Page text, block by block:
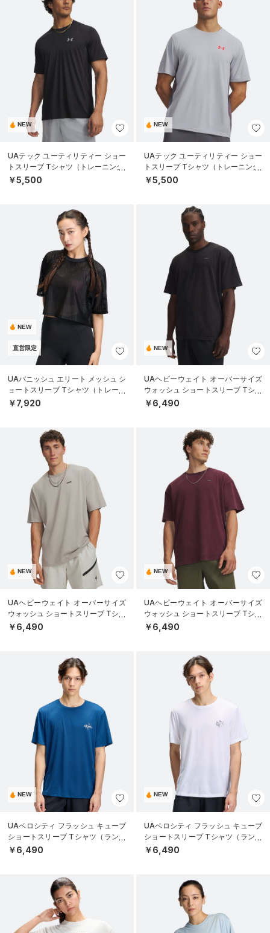
NEW
UAテック ユーティリティー ショー
トスリーブ Tシャツ（トレーニング/
MEN）
￥5,500
NEW
UAテック ユーティリティー ショー
トスリーブ Tシャツ（トレーニング/
MEN）
￥5,500
NEW
直営限定
UAバニッシュ エリート メッシュ シ
ョートスリーブ Tシャツ（トレーニ
ング/WOMEN）
￥7,920
NEW
UAヘビーウェイト オーバーサイズ
ウォッシュ ショートスリーブ Tシャ
ツ（ライフスタイル/MEN）
￥6,490
NEW
UAヘビーウェイト オーバーサイズ
ウォッシュ ショートスリーブ Tシャ
ツ（ライフスタイル/MEN）
￥6,490
NEW
UAヘビーウェイト オーバーサイズ
ウォッシュ ショートスリーブ Tシャ
ツ（ライフスタイル/MEN）
￥6,490
NEW
UAベロシティ フラッシュ キューブ
ショートスリーブ Tシャツ（ランニ
ング/MEN）
￥6,490
NEW
UAベロシティ フラッシュ キューブ
ショートスリーブ Tシャツ（ランニ
ング/MEN）
￥6,490